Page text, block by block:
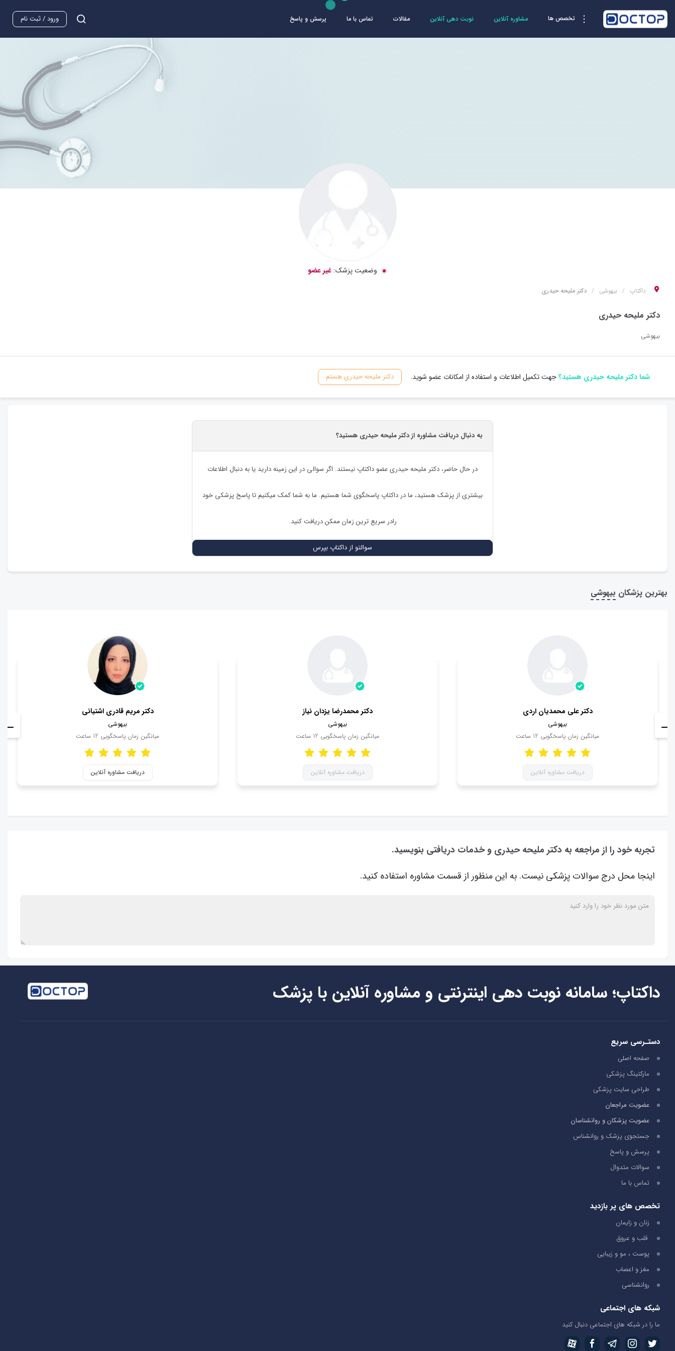
تخصص ها مشاوره آنلاین نوبت دهی آنلاین مقالات تماس با ما پرسش و پاسخ ورود / ثبت نام
وضعیت پزشک: غیر عضو
داکتاپ بیهوشی دکتر ملیحه حیدری
دکتر ملیحه حیدری
بیهوشی
شما دکتر ملیحه حیدری هستید؟جهت تکمیل اطلاعات و استفاده از امکانات عضو شوید. دکتر ملیحه حیدری هستم
به دنبال دریافت مشاوره از دکتر ملیحه حیدری هستید؟
در حال حاضر، دکتر ملیحه حیدریعضو داکتاپ نیستند. اگر سوالی در این زمینه دارید یا به دنبال اطلاعات
بیشتری از پزشک هستید، ما در داکتاپ پاسخگوی شما هستیم. ما به شما کمک میکنیم تا پاسخ پزشکی خود
رادر سریع ترین زمان ممکن دریافت کنید.
سوالتو از داکتاپ بپرس
بهترین پزشکان بیهوشی
دکتر مریم قادری اشتیانی
بیهوشی
میانگین زمان پاسخگویی 12 ساعت
دریافت مشاوره آنلاین
دکتر محمدرضا یزدان نیاز
بیهوشی
میانگین زمان پاسخگویی 12 ساعت
دریافت مشاوره آنلاین
دکتر علی محمدیان اردی
بیهوشی
میانگین زمان پاسخگویی 12 ساعت
دریافت مشاوره آنلاین
تجربه خود را از مراجعه به دکتر ملیحه حیدری و خدمات دریافتی بنویسید.
اینجا محل درج سوالات پزشکی نیست. به این منظور از قسمت مشاوره استفاده کنید.
داکتاپ؛ سامانه نوبت دهی اینترنتی و مشاوره آنلاین با پزشک
دستـرسی سریع
صفحه اصلی
مارکتینگ پزشکی
طراحی سایت پزشکی
عضویت مراجعان
عضویت پزشکان و روانشناسان
جستجوی پزشک و روانشناس
پرسش و پاسخ
سوالات متدوال
تماس با ما
تخصص های پر بازدید
زنان و زایمان
قلب و عروق
پوست ، مو و زیبایی
مغز و اعصاب
روانشناسی
شبکه های اجتماعی
ما را در شبکه های اجتماعی دنبال کنید